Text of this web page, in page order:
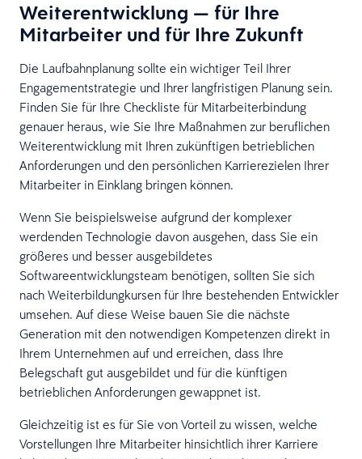
Weiterentwicklung — für Ihre
Mitarbeiter und für Ihre Zukunft
Die Laufbahnplanung sollte ein wichtiger Teil Ihrer
Engagementstrategie und Ihrer langfristigen Planung sein.
Finden Sie für Ihre Checkliste für Mitarbeiterbindung
genauer heraus, wie Sie Ihre Maßnahmen zur beruflichen
Weiterentwicklung mit Ihren zukünftigen betrieblichen
Anforderungen und den persönlichen Karrierezielen Ihrer
Mitarbeiter in Einklang bringen können.
Wenn Sie beispielsweise aufgrund der komplexer
werdenden Technologie davon ausgehen, dass Sie ein
größeres und besser ausgebildetes
Softwareentwicklungsteam benötigen, sollten Sie sich
nach Weiterbildungkursen für Ihre bestehenden Entwickler
umsehen. Auf diese Weise bauen Sie die nächste
Generation mit den notwendigen Kompetenzen direkt in
Ihrem Unternehmen auf und erreichen, dass Ihre
Belegschaft gut ausgebildet und für die künftigen
betrieblichen Anforderungen gewappnet ist.
Gleichzeitig ist es für Sie von Vorteil zu wissen, welche
Vorstellungen Ihre Mitarbeiter hinsichtlich ihrer Karriere